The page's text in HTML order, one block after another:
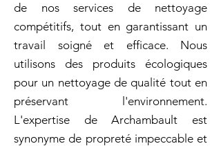
de nos services de nettoyage
compétitifs, tout en garantissant un
travail soigné et efficace. Nous
utilisons des produits écologiques
pour un nettoyage de qualité tout en
préservant l'environnement.
L'expertise de Archambault est
synonyme de propreté impeccable et